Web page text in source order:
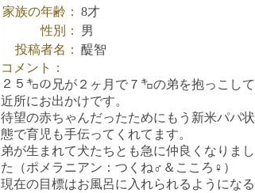
家族の年齢： 8才
性別：
男
投稿者名： 醍智
コメント：
２５㌔の兄が２ヶ月で７㌔の弟を抱っこして
近所にお出かけです。
待望の赤ちゃんだったためにもう新米パパ状
態で育児も手伝ってくれてます。
弟が生まれて犬たちとも急に仲良くなりまし
た（ポメラニアン：つくね♂＆こころ♀）
現在の目標はお風呂に入れられるようになる